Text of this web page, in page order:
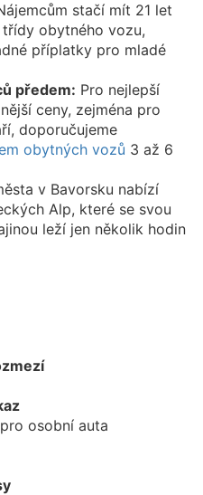
stačí mít 21 let
obytného vozu,
příplatky pro mladé
předem: Pro nejlepší
ceny, zejména pro
doporučujeme
obytných vozů 3 až 6
v Bavorsku nabízí
Alp, které se svou
leží jen několik hodin
osobní auta